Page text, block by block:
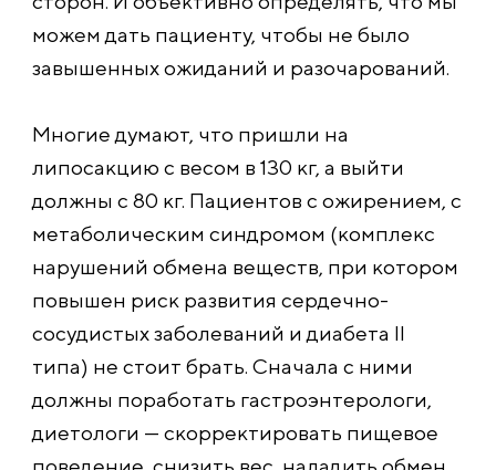
можем дать пациенту, чтобы не было
завышенных ожиданий и разочарований.
Многие думают, что пришли на
липосакцию с весом в 130 кг, а выйти
должны с 80 кг. Пациентов с ожирением, с
метаболическим синдромом (комплекс
нарушений обмена веществ, при котором
повышен риск развития сердечно-
сосудистых заболеваний и диабета II
типа) не стоит брать. Сначала с ними
должны поработать гастроэнтерологи,
диетологи — скорректировать пищевое